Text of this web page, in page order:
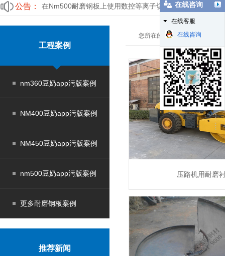
公告： 在Nm500耐磨钢板上使用数控等离子切割的优点
工程案例
nm360豆奶app污版案例
NM400豆奶app污版案例
NM450豆奶app污版案例
nm500豆奶app污版案例
更多耐磨钢板案例
推荐新闻
您所在的位置：豆奶app污版
压路机用耐磨
MORE
在线咨询
在线客服
在线咨询